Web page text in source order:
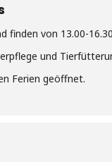
finden von 13.00-
und
Ferien geöffnet.